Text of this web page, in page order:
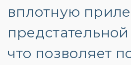
вплотную
что позволяет